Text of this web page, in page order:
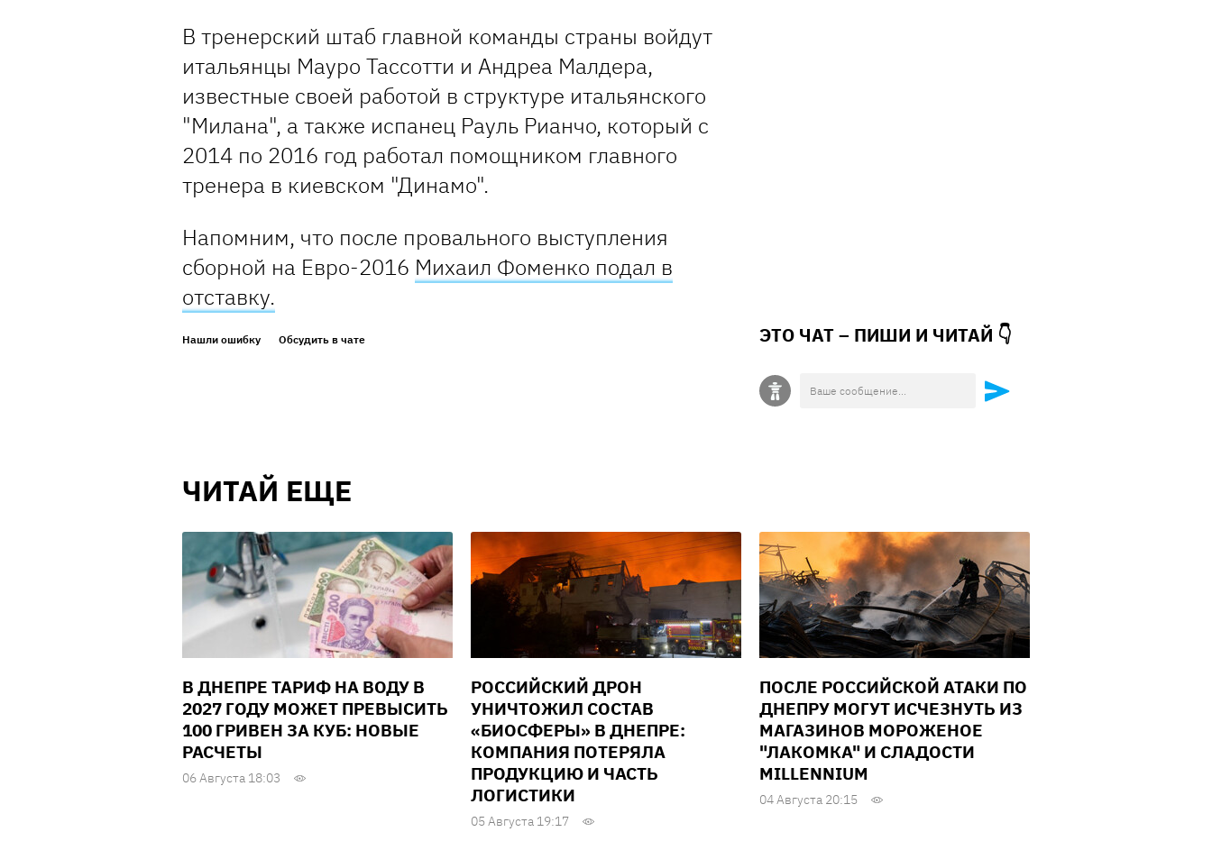
В тренерский штаб главной команды страны войдут
итальянцы Мауро Тассотти и Андреа Малдера,
известные своей работой в структуре итальянского
"Милана", а также испанец Рауль Рианчо, который с
2014 по 2016 год работал помощником главного
тренера в киевском "Динамо".
Напомним, что после провального выступления
сборной на Евро-2016 Михаил Фоменко подал в
отставку.
Нашли ошибку Обсудить в чате ЭТО ЧАТ – ПИШИ И ЧИТАЙ 👇
ЧИТАЙ ЕЩЕ
В ДНЕПРЕ ТАРИФ НА ВОДУ В
2027 ГОДУ МОЖЕТ ПРЕВЫСИТЬ
100 ГРИВЕН ЗА КУБ: НОВЫЕ
РАСЧЕТЫ
06 Августа 18:03
РОССИЙСКИЙ ДРОН
УНИЧТОЖИЛ СОСТАВ
«БИОСФЕРЫ» В ДНЕПРЕ:
КОМПАНИЯ ПОТЕРЯЛА
ПРОДУКЦИЮ И ЧАСТЬ
ЛОГИСТИКИ
05 Августа 19:17
ПОСЛЕ РОССИЙСКОЙ АТАКИ ПО
ДНЕПРУ МОГУТ ИСЧЕЗНУТЬ ИЗ
МАГАЗИНОВ МОРОЖЕНОЕ
"ЛАКОМКА" И СЛАДОСТИ
MILLENNIUM
04 Августа 20:15